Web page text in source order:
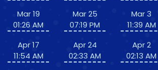
Mar 19
01:26 AM
Apr 17
11:54 AM
Mar 25
07:19 PM
Apr 24
02:33 AM
Mar 3
11:39 AM
Apr 2
02:13 AM